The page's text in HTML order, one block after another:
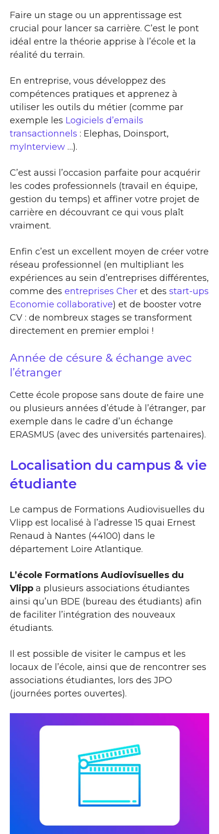
Faire un stage ou un apprentissage est
crucial pour lancer sa carrière. C’est le pont
idéal entre la théorie apprise à l’école et la
réalité du terrain.
En entreprise, vous développez des
compétences pratiques et apprenez à
utiliser les outils du métier (comme par
exemple les Logiciels d’emails
transactionnels : Elephas, Doinsport,
myInterview …).
C’est aussi l’occasion parfaite pour acquérir
les codes professionnels (travail en équipe,
gestion du temps) et affiner votre projet de
carrière en découvrant ce qui vous plaît
vraiment.
Enfin c’est un excellent moyen de créer votre
réseau professionnel (en multipliant les
expériences au sein d’entreprises différentes,
comme des entreprises Cher et des start-ups
Economie collaborative) et de booster votre
CV : de nombreux stages se transforment
directement en premier emploi !
Année de césure & échange avec
l’étranger
Cette école propose sans doute de faire une
ou plusieurs années d’étude à l’étranger, par
exemple dans le cadre d’un échange
ERASMUS (avec des universités partenaires).
Localisation du campus & vie
étudiante
Le campus de Formations Audiovisuelles du
Vlipp est localisé à l’adresse 15 quai Ernest
Renaud à Nantes (44100) dans le
département Loire Atlantique.
L’école Formations Audiovisuelles du
Vlipp a plusieurs associations étudiantes
ainsi qu’un BDE (bureau des étudiants) afin
de faciliter l’intégration des nouveaux
étudiants.
Il est possible de visiter le campus et les
locaux de l’école, ainsi que de rencontrer ses
associations étudiantes, lors des JPO
(journées portes ouvertes).